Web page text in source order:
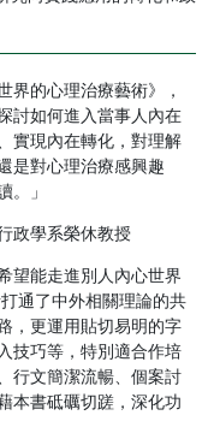
界的心理治療藝術》，
討如何進入當事人內在
實現內在轉化，對理解
是對心理治療感興趣
。」
政學系榮休教授
望能走進別人內心世界
通了中外相關理論的共
，更運用貼切易明的字
技巧等，特別適合作培
行文簡潔流暢、個案討
本書砥礪切蹉，深化功